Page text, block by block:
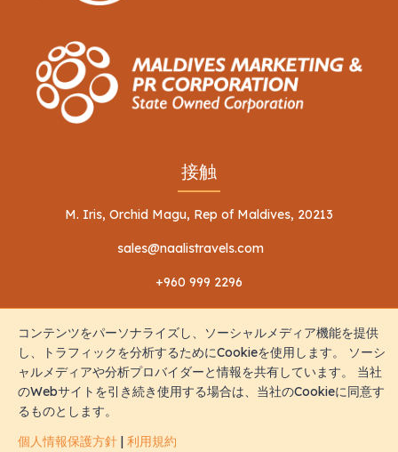
接触
M. Iris, Orchid Magu, Rep of Maldives, 20213
sales@naalistravels.com
+960 999 2296
利用規約 個人情報保護方針
コンテンツをパーソナライズし、ソーシャルメディア機能を提供
し、トラフィックを分析するためにCookieを使用します。 ソーシ
ャルメディアや分析プロバイダーと情報を共有しています。 当社
のWebサイトを引き続き使用する場合は、当社のCookieに同意す
るものとします。
個人情報保護方針 | 利用規約